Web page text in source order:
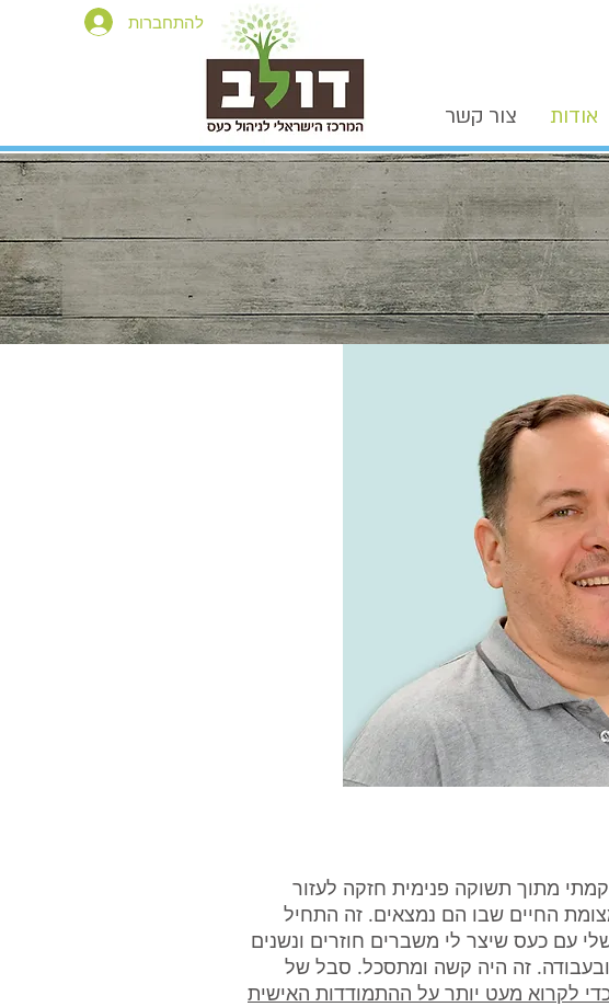
אודות צור קשר
להתחברות
מתוך תשוקה פנימית חזקה לעזור
החיים שבו הם נמצאים. זה התחיל
עם כעס שיצר לי משברים חוזרים ונשנים
ובעבודה. זה היה קשה ומתסכל. סבל של
לקרוא מעט יותר על ההתמודדות האישית